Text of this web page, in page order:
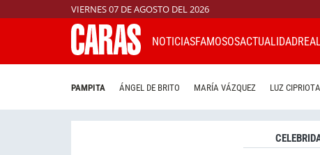
VIERNES 07 DE AGOSTO DEL 2026
NOTICIASFAMOSOSACTUALIDAD
PAMPITA ÁNGEL DE BRITO MARÍA VÁZQUEZ LUZ CIPRIOTA